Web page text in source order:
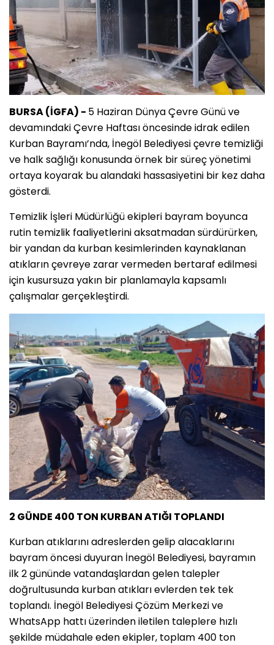
BURSA (İGFA) - 5 Haziran Dünya Çevre Günü ve
devamındaki Çevre Haftası öncesinde idrak edilen
Kurban Bayramı’nda, İnegöl Belediyesi çevre temizliği
ve halk sağlığı konusunda örnek bir süreç yönetimi
ortaya koyarak bu alandaki hassasiyetini bir kez daha
gösterdi.
Temizlik İşleri Müdürlüğü ekipleri bayram boyunca
rutin temizlik faaliyetlerini aksatmadan sürdürürken,
bir yandan da kurban kesimlerinden kaynaklanan
atıkların çevreye zarar vermeden bertaraf edilmesi
için kusursuza yakın bir planlamayla kapsamlı
çalışmalar gerçekleştirdi.
2 GÜNDE 400 TON KURBAN ATIĞI TOPLANDI
Kurban atıklarını adreslerden gelip alacaklarını
bayram öncesi duyuran İnegöl Belediyesi, bayramın
ilk 2 gününde vatandaşlardan gelen talepler
doğrultusunda kurban atıkları evlerden tek tek
toplandı. İnegöl Belediyesi Çözüm Merkezi ve
WhatsApp hattı üzerinden iletilen taleplere hızlı
şekilde müdahale eden ekipler, toplam 400 ton